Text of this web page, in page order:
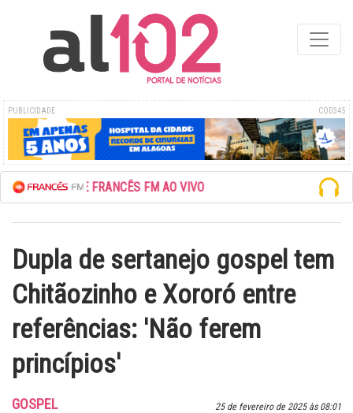
PUBLICIDADE COD345
A REDE FRANCÊS FM AO VIVO
Dupla de sertanejo gospel tem
Chitãozinho e Xororó entre
referências: 'Não ferem
princípios'
25 de fevereiro de 2025 às 08:01
GOSPEL